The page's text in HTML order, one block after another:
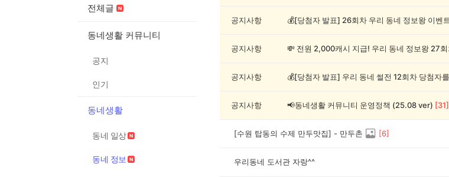
전체글
동네생활 커뮤니티
공지
인기
동네생활
동네 일상
동네 정보
공지사항
공지사항
공지사항
공지사항 📢동네생활 커뮤니티 운영정책 (25.08 ver) [31]
[수원 탑동의 수제 만두맛집] - 만두촌 [6]
우리동네 도서관 자랑^^